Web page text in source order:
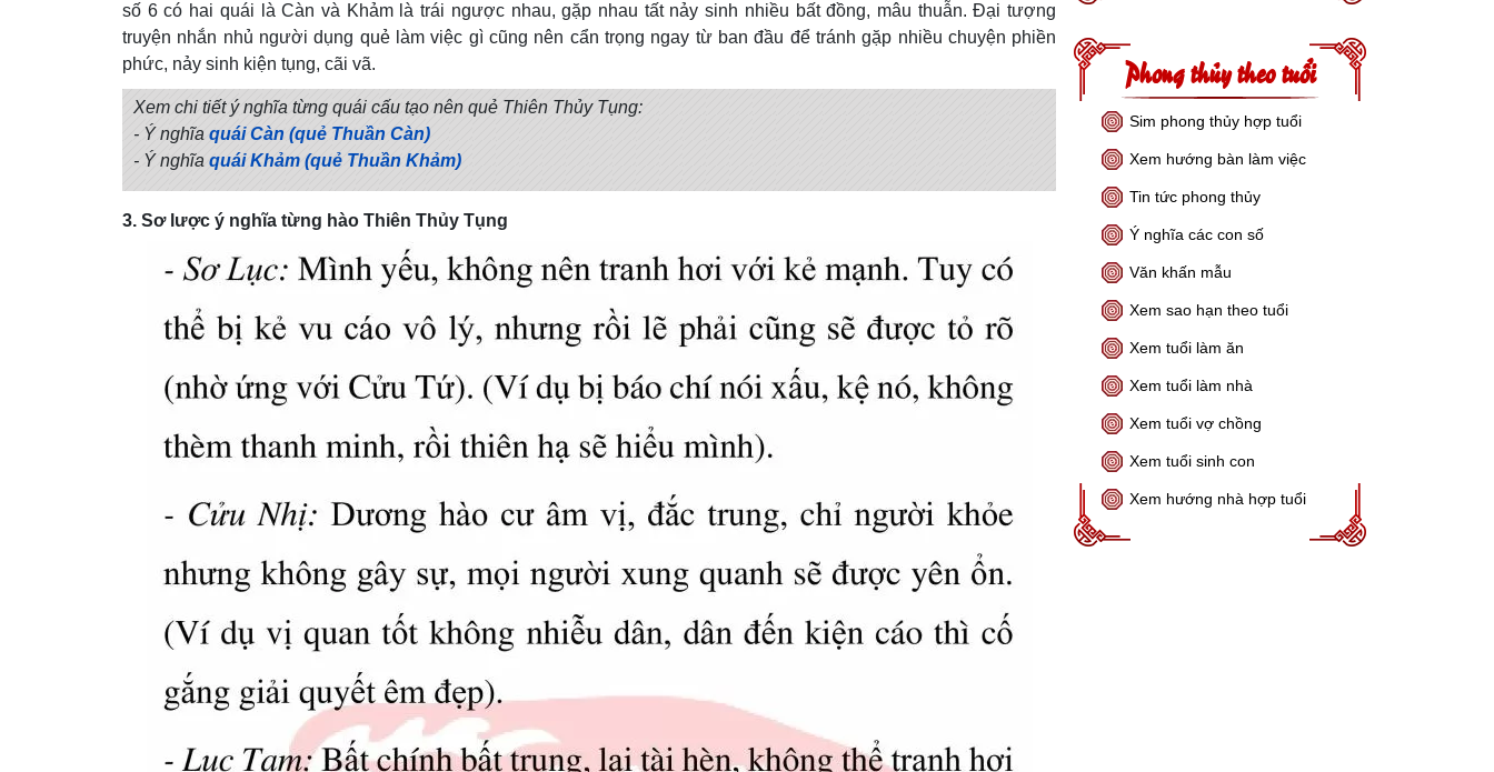
số 6 có hai quái là Càn và Khảm là trái ngược nhau, gặp nhau tất nảy sinh nhiều bất đồng, mâu thuẫn. Đại tượng
truyện nhắn nhủ người dụng quẻ làm việc gì cũng nên cẩn trọng ngay từ ban đầu để tránh gặp nhiều chuyện phiền
phức, nảy sinh kiện tụng, cãi vã.
Xem chi tiết ý nghĩa từng quái cấu tạo nên quẻ Thiên Thủy Tụng:
- Ý nghĩa quái Càn (quẻ Thuần Càn)
- Ý nghĩa quái Khảm (quẻ Thuần Khảm)
3. Sơ lược ý nghĩa từng hào Thiên Thủy Tụng
Phong thủy theo tuổi
Sim phong thủy hợp tuổi
Xem hướng bàn làm việc
Tin tức phong thủy
Ý nghĩa các con số
Văn khấn mẫu
Xem sao hạn theo tuổi
Xem tuổi làm ăn
Xem tuổi làm nhà
Xem tuổi vợ chồng
Xem tuổi sinh con
Xem hướng nhà hợp tuổi